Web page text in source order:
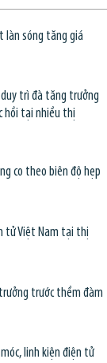
làn sóng tăng giá
trì đà tăng trưởng
hồi tại nhiều thị
co theo biên độ hẹp
tử Việt Nam tại thị
trước thềm đàm
linh kiện điện tử